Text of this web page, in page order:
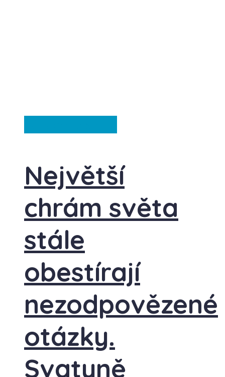
Největší
chrám světa
stále
obestírají
nezodpovězené
otázky.
Svatyně